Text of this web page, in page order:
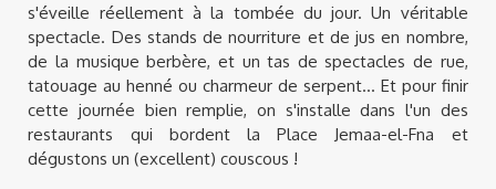
s'éveille réellement à la tombée du jour. Un véritable
spectacle. Des stands de nourriture et de jus en nombre,
de la musique berbère, et un tas de spectacles de rue,
tatouage au henné ou charmeur de serpent... Et pour finir
cette journée bien remplie, on s'installe dans l'un des
restaurants qui bordent la Place Jemaa-el-Fna et
dégustons un (excellent) couscous !